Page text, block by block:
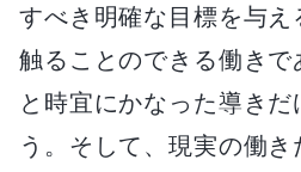
すべき明確な目標を与
触ることのできる働きで
と時宜にかなった導き
う。そして、現実の働